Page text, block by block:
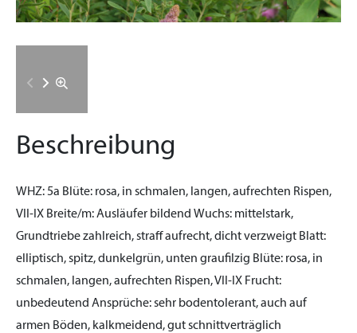
Beschreibung
WHZ:5a Blüte: rosa, in schmalen, langen, aufrechten Rispen,
VII-IX Breite/m:Ausläufer bildend Wuchs: mittelstark,
Grundtriebe zahlreich, straff aufrecht, dicht verzweigt Blatt:
elliptisch, spitz, dunkelgrün, unten graufilzig Blüte: rosa, in
schmalen, langen, aufrechten Rispen, VII-IX Frucht:
unbedeutend Ansprüche:sehr bodentolerant, auch auf
armen Böden, kalkmeidend, gut schnittverträglich